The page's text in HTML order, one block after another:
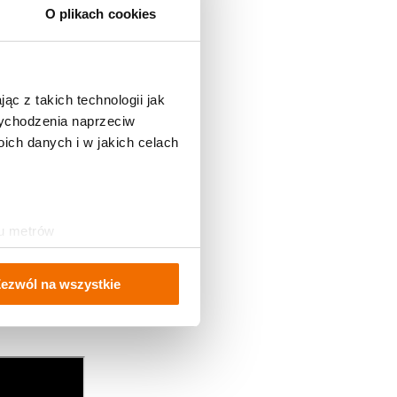
O plikach cookies
z takich technologii jak
naprzeciw
danych i w jakich celach
metrów
(fingerprinting, czyli
i analizować
na wszystkie
z
dużo